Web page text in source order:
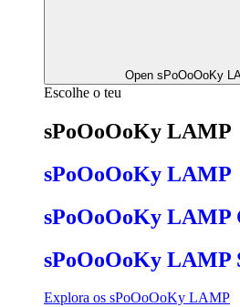
Open sPoOoOoKy
Escolhe o teu
sPoOoOoKy LAMP
sPoOoOoKy LAMP
sPoOoOoKy LAMP
sPoOoOoKy LAMP
Explora os sPoOoOoKy LAMP